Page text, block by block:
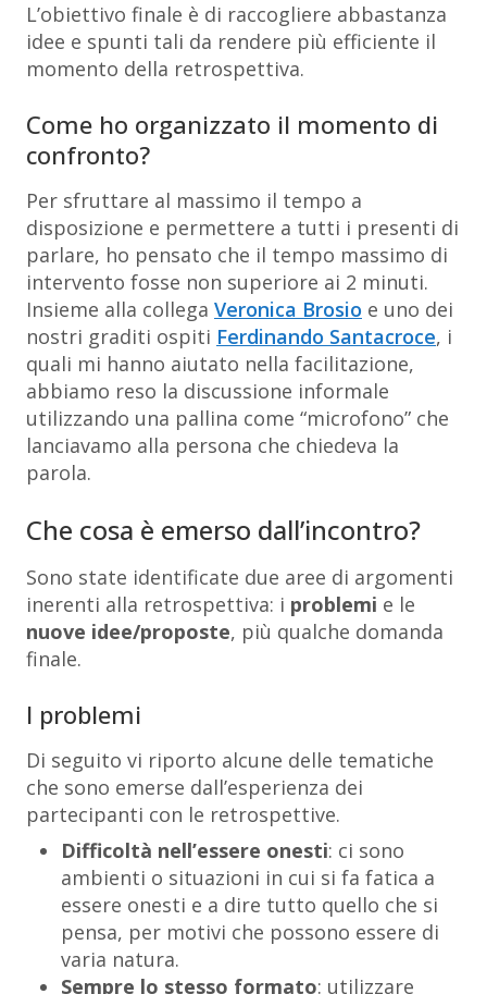
L’obiettivo finale è di raccogliere abbastanza
idee e spunti tali da rendere più efficiente il
momento della retrospettiva.
Come ho organizzato il momento di
confronto?
Per sfruttare al massimo il tempo a
disposizione e permettere a tutti i presenti di
parlare, ho pensato che il tempo massimo di
intervento fosse non superiore ai 2 minuti.
Insieme alla collega Veronica Brosio e uno dei
nostri graditi ospiti Ferdinando Santacroce, i
quali mi hanno aiutato nella facilitazione,
abbiamo reso la discussione informale
utilizzando una pallina come “microfono” che
lanciavamo alla persona che chiedeva la
parola.
Che cosa è emerso dall’incontro?
Sono state identificate due aree di argomenti
inerenti alla retrospettiva: i problemi e le
nuove idee/proposte, più qualche domanda
finale.
I problemi
Di seguito vi riporto alcune delle tematiche
che sono emerse dall’esperienza dei
partecipanti con le retrospettive.
Difficoltà nell’essere onesti: ci sono
ambienti o situazioni in cui si fa fatica a
essere onesti e a dire tutto quello che si
pensa, per motivi che possono essere di
varia natura.
Sempre lo stesso formato: utilizzare